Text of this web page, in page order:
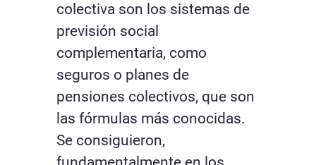
colectiva son los sistemas de
previsión social
complementaria, como
seguros o planes de
pensiones colectivos, que son
las fórmulas más conocidas.
Se consiguieron,